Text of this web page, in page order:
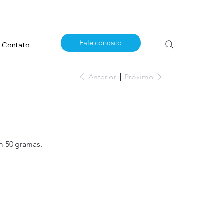
Contato Fale conosco
Anterior Próximo
50 gramas.